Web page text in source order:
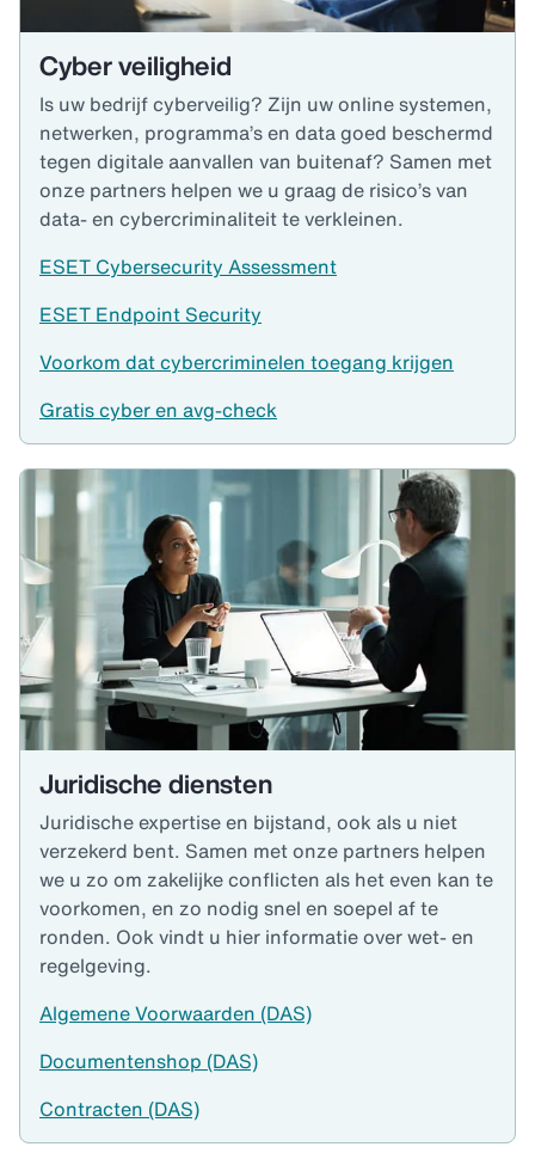
Cyber veiligheid
Is uw bedrijf cyberveilig? Zijn uw online systemen,
netwerken, programma’s en data goed beschermd
tegen digitale aanvallen van buitenaf? Samen met
onze partners helpen we u graag de risico’s van
data- en cybercriminaliteit te verkleinen.
ESET Cybersecurity Assessment
ESET Endpoint Security
Voorkom dat cybercriminelen toegang krijgen
Gratis cyber en avg-check
Juridische diensten
Juridische expertise en bijstand, ook als u niet
verzekerd bent. Samen met onze partners helpen
we u zo om zakelijke conflicten als het even kan te
voorkomen, en zo nodig snel en soepel af te
ronden. Ook vindt u hier informatie over wet- en
regelgeving.
Algemene Voorwaarden (DAS)
Documentenshop (DAS)
Contracten (DAS)